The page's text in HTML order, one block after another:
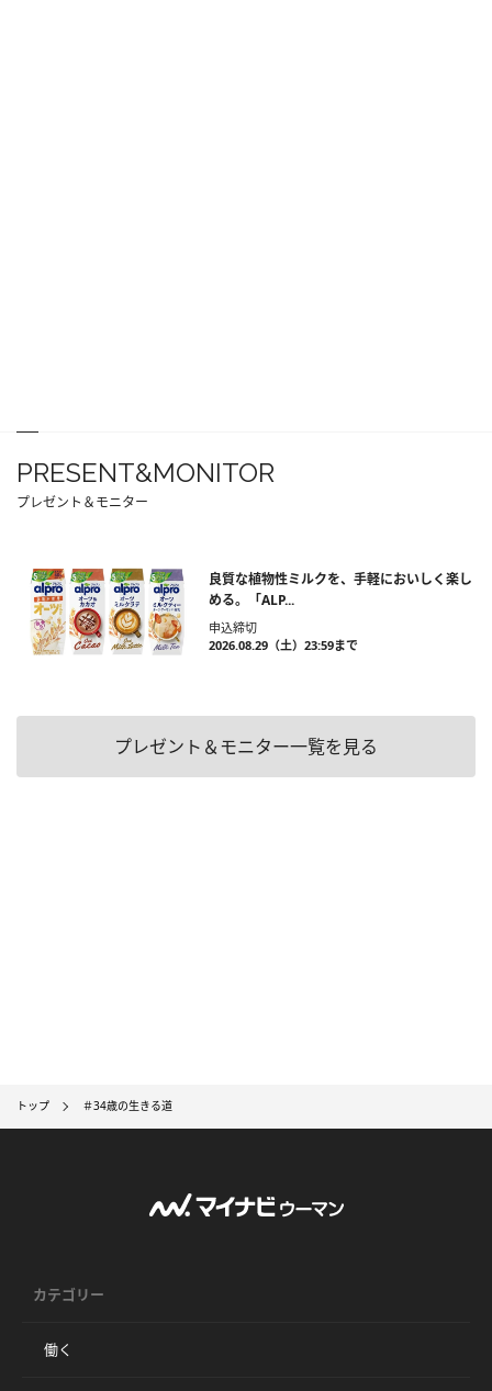
PRESENT&MONITOR
プレゼント＆モニター
良質な植物性ミルクを、手軽においしく楽し
める。「ALP...
申込締切
2026.08.29（土）23:59まで
プレゼント＆モニター一覧を見る
トップ ＃34歳の生きる道
カテゴリー
働く